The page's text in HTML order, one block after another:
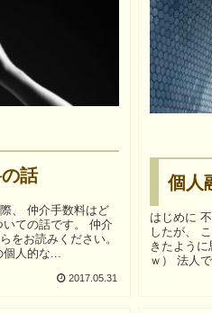
話
の話です。 仲介
をお読みください。
は私の個人的な...
2017.05.31
個人
はじめに 不動産投資と言えば、個人で行うというのが一般的で
したが、
きたよう
ｗ） 法人で不動産投資を行うためには、法人で融資を受けるこ